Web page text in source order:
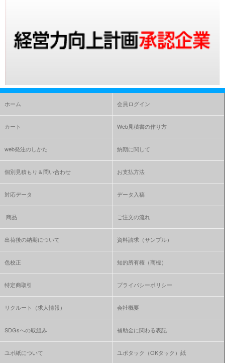
ホーム 会員ログイン
カート Web見積書の作り方
web発注のしかた 納期に関して
個別見積もり＆問い合わせ お支払方法
対応データ データ入稿
商品 ご注文の流れ
出荷後の納期について 資料請求（サンプル）
色校正 知的所有権（商標）
特定商取引 プライバシーポリシー
リクルート（求人情報） 会社概要
SDGsへの取組み 補助金に関わる表記
ユポ紙について ユポタック（OKタック）紙